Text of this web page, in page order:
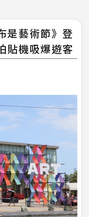
是藝術節》登
機吸爆遊客